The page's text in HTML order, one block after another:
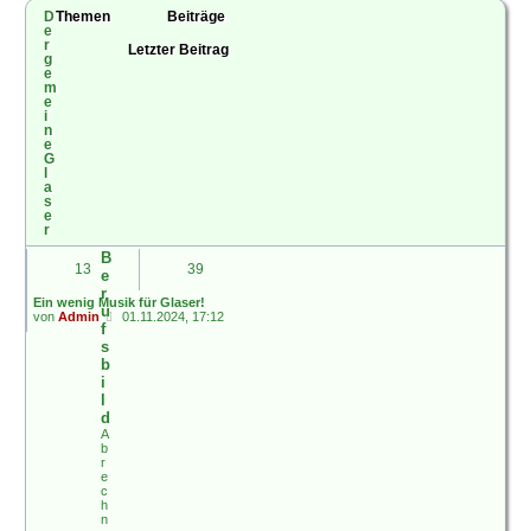
D
e
r
g
e
m
e
i
n
e
G
a
s
e
r
Themen
Beiträge
Letzter Beitrag
B
e
r
u
f
s
b
i
d
A
b
r
e
c
h
n
13 39
Ein wenig Musik für Glaser!
von Admin
N01.11.2024, 17:12